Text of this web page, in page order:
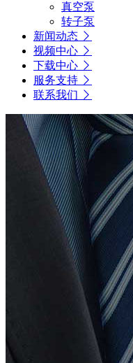
真空泵
转子泵
新闻动态
视频中心
下载中心
服务支持
联系我们